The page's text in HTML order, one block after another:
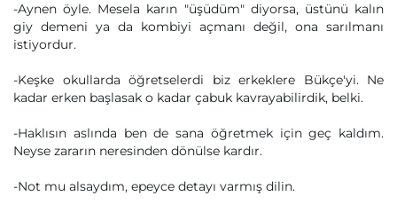
-Aynen öyle. Mesela karın "üşüdüm" diyorsa, üstünü kalın
giy demeni ya da kombiyi açmanı değil, ona sarılmanı
istiyordur.
-Keşke okullarda öğretselerdi biz erkeklere Bükçe'yi. Ne
kadar erken başlasak o kadar çabuk kavrayabilirdik, belki.
-Haklısın aslında ben de sana öğretmek için geç kaldım.
Neyse zararın neresinden dönülse kardır.
-Not mu alsaydım, epeyce detayı varmış dilin.